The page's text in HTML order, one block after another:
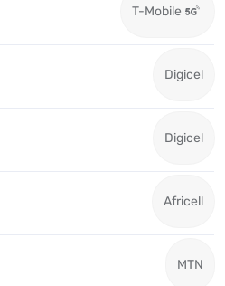
T-Mobile
Digicel
Digicel
Africell
MTN